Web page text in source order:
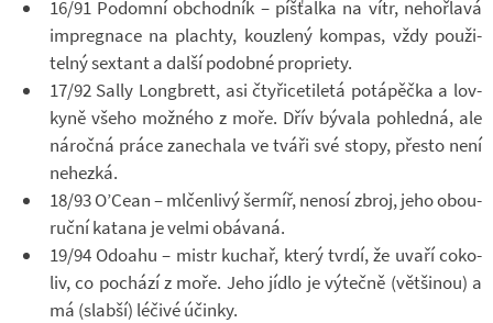
16/91 Po­do­mní ob­chod­ník – píš­ťalka na vítr, ne­hoř­lavá
im­preg­nace na plachty, kouz­lený kom­pas, vždy po­u­ži­
telný sextant a další po­dobné pro­pri­ety.
17/92 Sally Lon­gbrett, asi čty­ři­ce­ti­letá po­tá­pěčka a lov­
kyně všeho mož­ného z moře. Dřív bý­vala po­hledná, ale
ná­ročná práce za­ne­chala ve tváři své stopy, přesto není
ne­hezká.
18/93 O’Cean – ml­čen­livý šer­míř, ne­nosí zbroj, jeho obou­
ruční ka­tana je velmi obá­vaná.
19/94 Odo­ahu – mistr ku­chař, který tvrdí, že uvaří co­ko­
liv, co po­chází z moře. Jeho jídlo je vý­tečně (vět­ši­nou) a
má (slabší) lé­čivé účinky.